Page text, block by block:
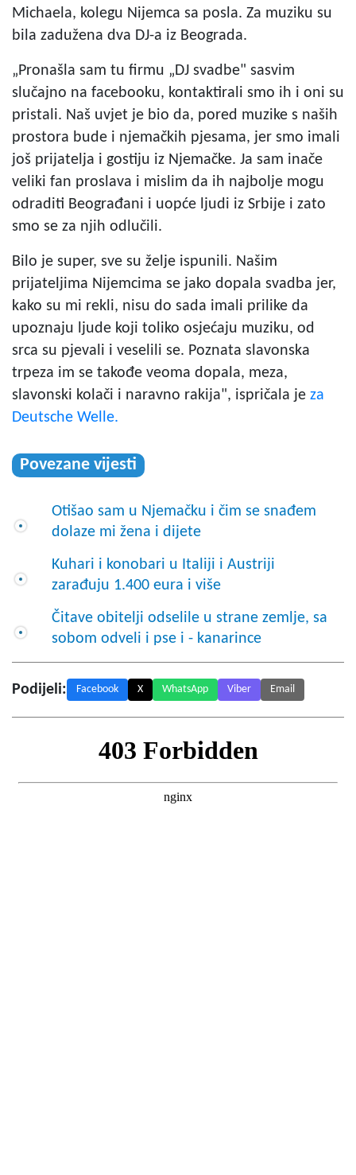
Michaela, kolegu Nijemca sa posla. Za muziku su
bila zadužena dva DJ-a iz Beograda.
„Pronašla sam tu firmu „DJ svadbe" sasvim
slučajno na facebooku, kontaktirali smo ih i oni su
pristali. Naš uvjet je bio da, pored muzike s naših
prostora bude i njemačkih pjesama, jer smo imali
još prijatelja i gostiju iz Njemačke. Ja sam inače
veliki fan proslava i mislim da ih najbolje mogu
odraditi Beograđani i uopće ljudi iz Srbije i zato
smo se za njih odlučili.
Bilo je super, sve su želje ispunili. Našim
prijateljima Nijemcima se jako dopala svadba jer,
kako su mi rekli, nisu do sada imali prilike da
upoznaju ljude koji toliko osjećaju muziku, od
srca su pjevali i veselili se. Poznata slavonska
trpeza im se takođe veoma dopala, meza,
slavonski kolači i naravno rakija", ispričala je za
Deutsche Welle.
Povezane vijesti
Otišao sam u Njemačku i čim se snađem
dolaze mi žena i dijete
Kuhari i konobari u Italiji i Austriji
zarađuju 1.400 eura i više
Čitave obitelji odselile u strane zemlje, sa
sobom odveli i pse i - kanarince
Podijeli: Facebook X WhatsApp Viber Email